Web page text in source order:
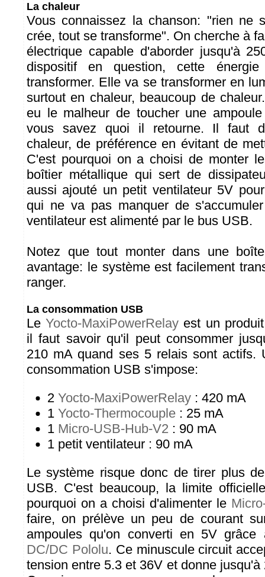
La chaleur
Vous connaissez la chanson: "rien ne
crée, tout se transforme". On cherche à
électrique capable d'aborder jusqu'à
dispositif en question, cette
transformer. Elle va se transformer en
surtout en chaleur, beaucoup de
eu le malheur de toucher une
vous savez quoi il retourne. Il faut
chaleur, de préférence en évitant de
C'est pourquoi on a choisi de monter
boîtier métallique qui sert de
aussi ajouté un petit ventilateur 5V
qui ne va pas manquer de
ventilateur est alimenté par le bus USB.
Notez que tout monter dans une
avantage: le système est facilement
ranger.
La consommation USB
LeYocto-MaxiPowerRelay est un
il faut savoir qu'il peut consommer
210 mA quand ses 5 relais sont actifs.
consommation USB s'impose:
2 Yocto-MaxiPowerRelay : 420 mA
1 Yocto-Thermocouple : 25 mA
1 Micro-USB-Hub-V2 : 90 mA
1 petit ventilateur : 90 mA
Le système risque donc de tirer plus
USB. C'est beaucoup, la limite
pourquoi on a choisi d'alimenter le
faire, on prélève un peu de courant
ampoules qu'on converti en 5V
DC/DC Pololu. Ce minuscule circuit
tension entre 5.3 et 36V et donne